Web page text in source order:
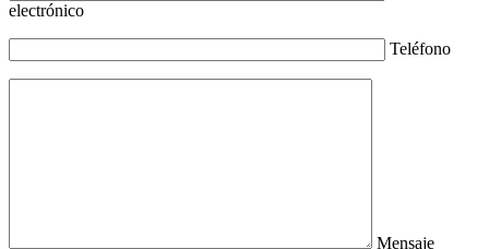
electrónico
Teléfono
Mensaje